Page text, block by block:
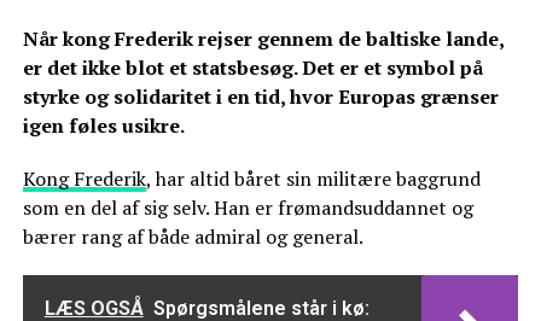
Når kong Frederik rejser gennem de baltiske lande,
er det ikke blot et statsbesøg. Det er et symbol på
styrke og solidaritet i en tid, hvor Europas grænser
igen føles usikre.
Kong Frederik, har altid båret sin militære baggrund
som en del af sig selv. Han er frømandsuddannet og
bærer rang af både admiral og general.
LÆS OGSÅ Spørgsmålene står i kø: